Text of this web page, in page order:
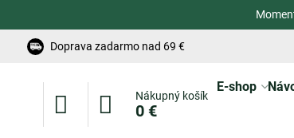
Doprava zadarmo nad 69 €
Nákupný košík
0 €
E-shop